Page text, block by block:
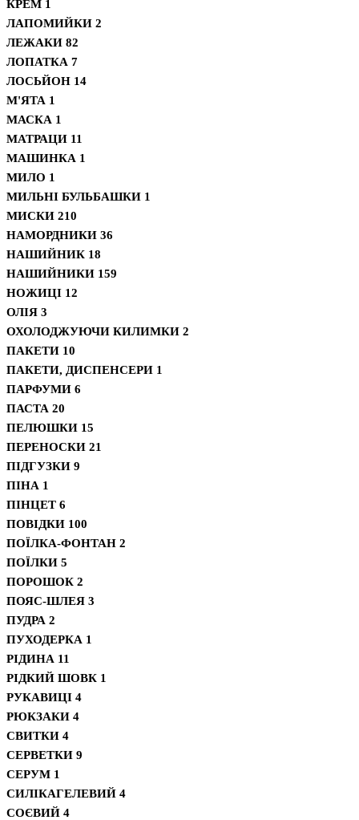
КРЕМ 1
ЛАПОМИЙКИ 2
ЛЕЖАКИ 82
ЛОПАТКА 7
ЛОСЬЙОН 14
М'ЯТА 1
МАСКА 1
МАТРАЦИ 11
МАШИНКА 1
МИЛО 1
МИЛЬНІ БУЛЬБАШКИ 1
МИСКИ 210
НАМОРДНИКИ 36
НАШИЙНИК 18
НАШИЙНИКИ 159
НОЖИЦІ 12
ОЛІЯ 3
ОХОЛОДЖУЮЧИ КИЛИМКИ 2
ПАКЕТИ 10
ПАКЕТИ, ДИСПЕНСЕРИ 1
ПАРФУМИ 6
ПАСТА 20
ПЕЛЮШКИ 15
ПЕРЕНОСКИ 21
ПІДГУЗКИ 9
ПІНА 1
ПІНЦЕТ 6
ПОВІДКИ 100
ПОЇЛКА-ФОНТАН 2
ПОЇЛКИ 5
ПОРОШОК 2
ПОЯС-ШЛЕЯ 3
ПУДРА 2
ПУХОДЕРКА 1
РІДИНА 11
РІДКИЙ ШОВК 1
РУКАВИЦІ 4
РЮКЗАКИ 4
СВИТКИ 4
СЕРВЕТКИ 9
СЕРУМ 1
СИЛІКАГЕЛЕВИЙ 4
СОЄВИЙ 4